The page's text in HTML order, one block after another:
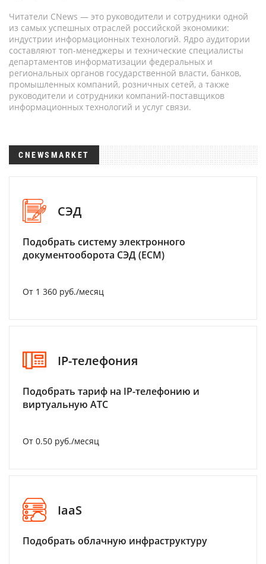
Читатели CNews — это руководители и сотрудники одной
из самых успешных отраслей российской экономики:
индустрии информационных технологий. Ядро аудитории
составляют топ-менеджеры и технические специалисты
департаментов информатизации федеральных и
региональных органов государственной власти, банков,
промышленных компаний, розничных сетей, а также
руководители и сотрудники компаний-поставщиков
информационных технологий и услуг связи.
CNEWSMARKET
СЭД
Подобрать систему электронного
документооборота СЭД (ECM)
От 1 360 руб./месяц
IP-телефония
Подобрать тариф на IP-телефонию и
виртуальную АТС
От 0.50 руб./месяц
IaaS
Подобрать облачную инфраструктуру